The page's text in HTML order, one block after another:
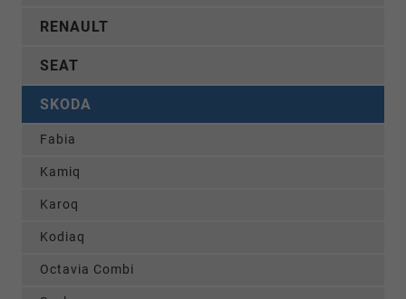
RENAULT
SEAT
SKODA
Fabia
Kamiq
Karoq
Kodiaq
Octavia Combi